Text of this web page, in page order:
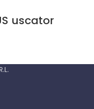
uscator